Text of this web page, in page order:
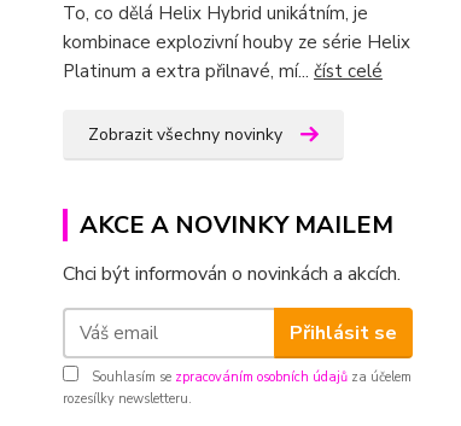
To, co dělá Helix Hybrid unikátním, je
kombinace explozivní houby ze série Helix
Platinum a extra přilnavé, mí... číst celé
Zobrazit všechny novinky
AKCE A NOVINKY MAILEM
Chci být informován o novinkách a akcích.
Přihlásit se
Souhlasím se zpracováním osobních údajů za účelem
rozesílky newsletteru.